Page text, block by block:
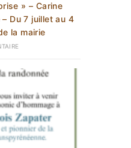
» – Carine
– Du 7 juillet au 4
la mairie